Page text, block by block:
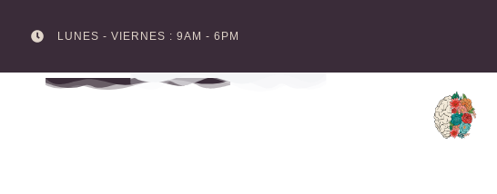
to
LUNES - VIERNES : 9AM - 6PM